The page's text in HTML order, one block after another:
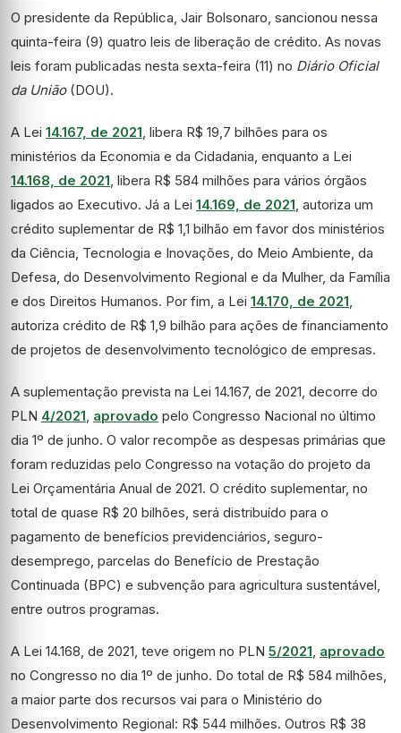
O presidente da República, Jair Bolsonaro, sancionou nessa
quinta-feira (9) quatro leis de liberação de crédito. As novas
leis foram publicadas nesta sexta-feira (11) no Diário Oficial
da União(DOU).
A Lei 14.167, de 2021, libera R$ 19,7 bilhões para os
ministérios da Economia e da Cidadania, enquanto a Lei
14.168, de 2021, libera R$ 584 milhões para vários órgãos
ligados ao Executivo. Já a Lei 14.169, de 2021, autoriza um
crédito suplementar de R$ 1,1 bilhão em favor dos ministérios
da Ciência, Tecnologia e Inovações, do Meio Ambiente, da
Defesa, do Desenvolvimento Regional e da Mulher, da Família
e dos Direitos Humanos. Por fim, a Lei 14.170, de 2021,
autoriza crédito de R$ 1,9 bilhão para ações de financiamento
de projetos de desenvolvimento tecnológico de empresas.
A suplementação prevista na Lei 14.167, de 2021, decorre do
PLN 4/2021, aprovado pelo Congresso Nacional no último
dia 1º de junho. O valor recompõe as despesas primárias que
foram reduzidas pelo Congresso na votação do projeto da
Lei Orçamentária Anual de 2021. O crédito suplementar, no
total de quase R$ 20 bilhões, será distribuído para o
pagamento de benefícios previdenciários, seguro-
desemprego, parcelas do Benefício de Prestação
Continuada (BPC) e subvenção para agricultura sustentável,
entre outros programas.
A Lei 14.168, de 2021, teve origem no PLN 5/2021, aprovado
no Congresso no dia 1º de junho. Do total de R$ 584 milhões,
a maior parte dos recursos vai para o Ministério do
Desenvolvimento Regional: R$ 544 milhões. Outros R$ 38